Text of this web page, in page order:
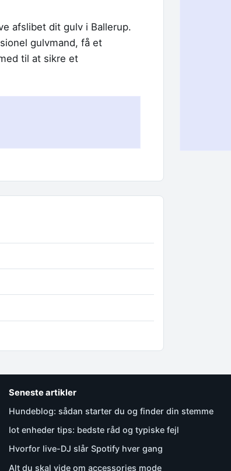
afslibet dit gulv i Ballerup.
gulvmand, få et
til at sikre et
Seneste artikler
Hundeblog: sådan starter du og finder din stemme
Iot enheder tips: bedste råd og typiske fejl
Hvorfor live-DJ slår Spotify hver gang
Alt du skal vide om accessories mode